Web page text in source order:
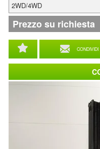
CONDIVIDI
2WD/4WD
Prezzo su richiesta